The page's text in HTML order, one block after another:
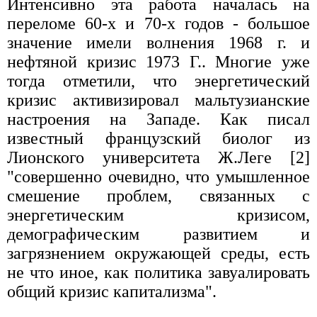
Интенсивно эта работа началась на
переломе 60-х и 70-х годов - большое
значение имели волнения 1968 г. и
нефтяной кризис 1973 Г.. Многие уже
тогда отметили, что энергетический
кризис активизировал мальтузианские
настроения на Западе. Как писал
известный французский биолог из
Лионского университета Ж.Леге [2]
"совершенно очевидно, что умышленное
смешение проблем, связанных с
энергетическим кризисом,
демографическим развитием и
загрязнением окружающей среды, есть
не что иное, как политика завуалировать
общий кризис капитализма".